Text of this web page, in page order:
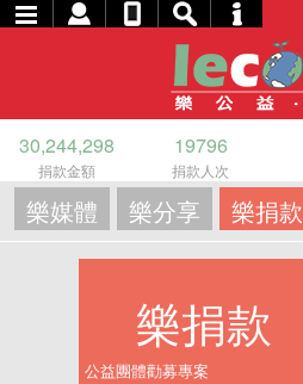
30,244,298
捐款金額
19796
捐款人次
樂媒體 樂分享 樂捐款
樂捐款
公益團體勸募專案